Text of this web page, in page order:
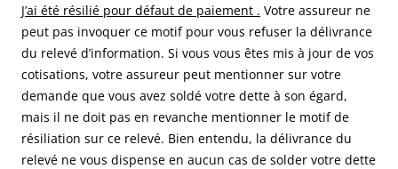
J’ai été résilié pour défaut de paiement . Votre assureur ne
peut pas invoquer ce motif pour vous refuser la délivrance
du relevé d’information. Si vous vous êtes mis à jour de vos
cotisations, votre assureur peut mentionner sur votre
demande que vous avez soldé votre dette à son égard,
mais il ne doit pas en revanche mentionner le motif de
résiliation sur ce relevé. Bien entendu, la délivrance du
relevé ne vous dispense en aucun cas de solder votre dette